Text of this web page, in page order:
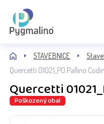
STAVEBNICE
Quercetti 01021_PO Pallino
Quercetti
Poškozený obal